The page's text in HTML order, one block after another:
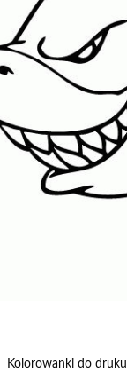
Kolorowanki do druku